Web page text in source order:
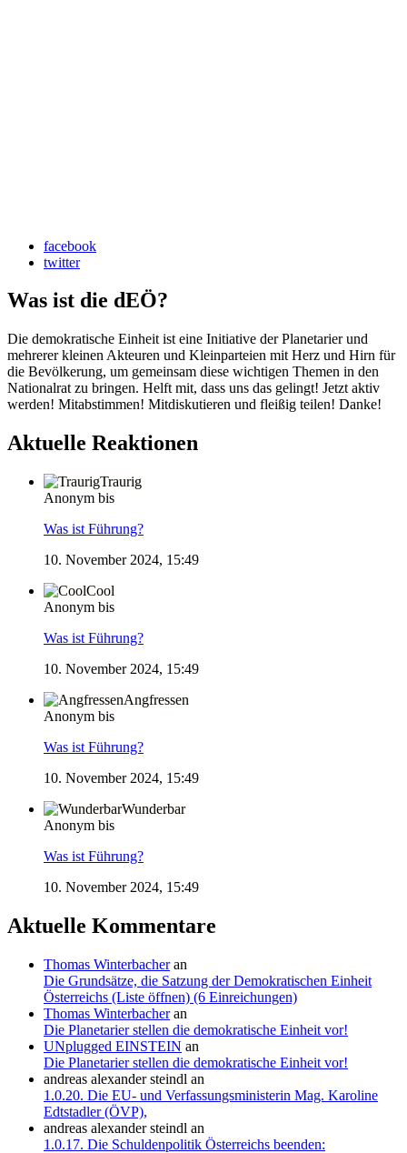
facebook
twitter
Was ist die dEÖ?
Die demokratische Einheit ist eine Initiative der Planetarier und
mehrerer kleinen Akteuren und Kleinparteien mit Herz und Hirn für
die Bevölkerung, um gemeinsam diese wichtigen Themen in den
Nationalrat zu bringen. Helft mit, dass uns das gelingt! Jetzt aktiv
werden! Mitabstimmen! Mitdiskutieren und fleißig teilen! Danke!
Aktuelle Reaktionen
Traurig
Anonym bis
Was ist Führung?
10. November 2024, 15:49
Cool
Anonym bis
Was ist Führung?
10. November 2024, 15:49
Angfressen
Anonym bis
Was ist Führung?
10. November 2024, 15:49
Wunderbar
Anonym bis
Was ist Führung?
10. November 2024, 15:49
Aktuelle Kommentare
Thomas Winterbacheran
Die Grundsätze, die Satzung der Demokratischen Einheit
Österreichs (Liste öffnen) (6 Einreichungen)
Thomas Winterbacheran
Die Planetarier stellen die demokratische Einheit vor!
UNplugged EINSTEIN an
Die Planetarier stellen die demokratische Einheit vor!
andreas alexander steindl an
1.0.20. Die EU- und Verfassungsministerin Mag. Karoline
Edtstadler (ÖVP),
andreas alexander steindl an
1.0.17. Die Schuldenpolitik Österreichs beenden: